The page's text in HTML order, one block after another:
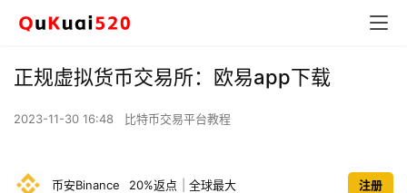
正规虚拟货币交易所：欧易app下载
2023-11-30 16:48 比特币交易平台教程
币安Binance 20%返点 全球最大 注册